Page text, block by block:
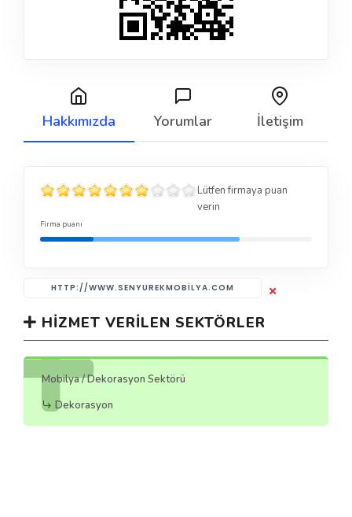
Hakkımızda Yorumlar İletişim
Lütfen firmaya puan
verin
Firma puanı
HTTP://WWW.SENYUREKMOBILYA.COM
HIZMET VERILEN SEKTÖRLER
Mobilya / Dekorasyon Sektörü
Dekorasyon